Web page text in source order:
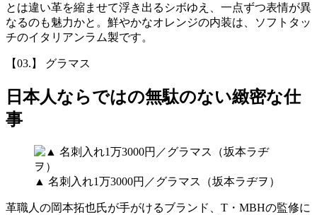
とは違い革を縮ませて浮き出るシボゆえ、一点ずつ表情が異
なるのも魅力かと。鮮やかなオレンジの内装は、ソフトタッ
チのイタリアンラム製です。
【03.】 グラマス
日本人ならではの無駄のない緻密な仕
事
▲ 名刺入れ1万3000円／グラマス（坂本ラヂヲ）
革職人の岡本拓也氏が手がけるブランド、T・MBHの監修に